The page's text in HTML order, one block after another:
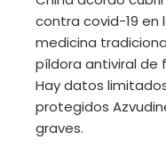
contra covid-19 en
medicina
píldora antiviral de
Hay datos
protegidos
graves.